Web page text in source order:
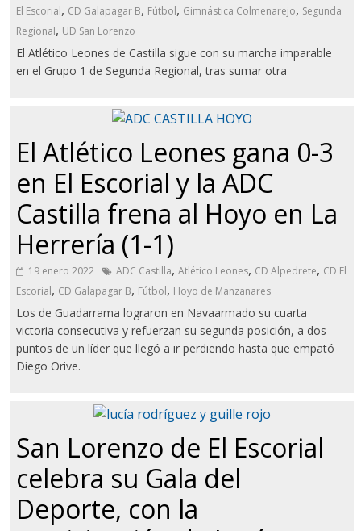
El Escorial, CD Galapagar B, Fútbol, Gimnástica Colmenarejo, Segunda
Regional, UD San Lorenzo
El Atlético Leones de Castilla sigue con su marcha imparable
en el Grupo 1 de Segunda Regional, tras sumar otra
El Atlético Leones gana 0-3
en El Escorial y la ADC
Castilla frena al Hoyo en La
Herrería (1-1)
19 enero 2022 ADC Castilla,Atlético Leones, CD Alpedrete, CD El
Escorial, CD Galapagar B, Fútbol, Hoyo de Manzanares
Los de Guadarrama lograron en Navaarmado su cuarta
victoria consecutiva y refuerzan su segunda posición, a dos
puntos de un líder que llegó a ir perdiendo hasta que empató
Diego Orive.
San Lorenzo de El Escorial
celebra su Gala del
Deporte, con la